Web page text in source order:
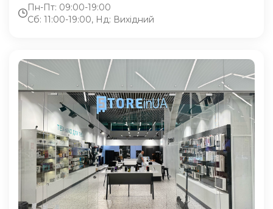
Пн-Пт: 09:00-19:00
Сб: 11:00-19:00, Нд: Вихідний